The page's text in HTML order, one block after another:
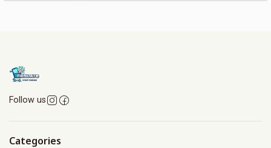
Follow us
Categories